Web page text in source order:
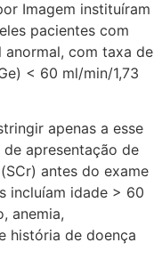
Imagem instituíram
pacientes com
com taxa de
< 60 ml/min/1,73
apenas a esse
apresentação de
antes do exame
incluíam idade > 60
anemia,
história de doença